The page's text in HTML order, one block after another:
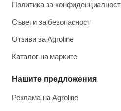
Политика за конфиденциалност
Съвети за безопасност
Отзиви за Agroline
Каталог на марките
Нашите предложения
Реклама на Agroline